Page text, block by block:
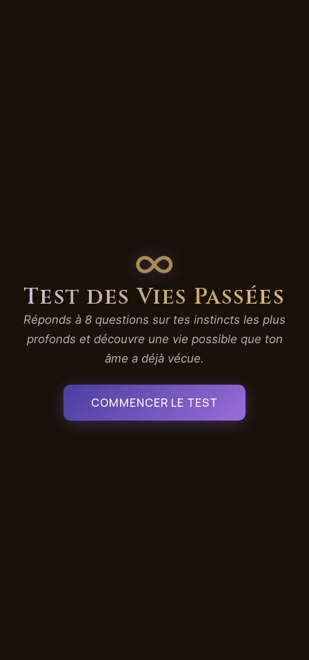
∞
Test des Vies Passées
Réponds à 8 questions sur tes instincts les plus
profonds et découvre une vie possible que ton
âme a déjà vécue.
COMMENCER LE TEST